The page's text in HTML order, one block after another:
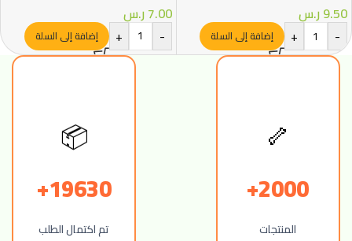
9.50ر.س
-
+ إضافة إلى السلة
7.00ر.س
-
+ إضافة إلى السلة
🦴
2000+
المنتجات
📦
19630+
تم اكتمال الطلب